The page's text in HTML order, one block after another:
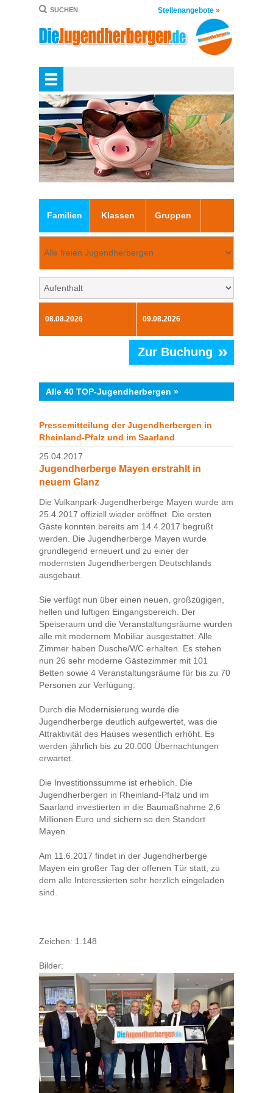
SUCHEN Stellenangebote »
Familien Klassen Gruppen
Zur Buchung »
Alle 40 TOP-Jugendherbergen »
Pressemitteilung der Jugendherbergen in
Rheinland-Pfalz und im Saarland
25.04.2017
Jugendherberge Mayen erstrahlt in
neuem Glanz
Die Vulkanpark-Jugendherberge Mayen wurde am
25.4.2017 offiziell wieder eröffnet. Die ersten
Gäste konnten bereits am 14.4.2017 begrüßt
werden. Die Jugendherberge Mayen wurde
grundlegend erneuert und zu einer der
modernsten Jugendherbergen Deutschlands
ausgebaut.
Sie verfügt nun über einen neuen, großzügigen,
hellen und luftigen Eingangsbereich. Der
Speiseraum und die Veranstaltungsräume wurden
alle mit modernem Mobiliar ausgestattet. Alle
Zimmer haben Dusche/WC erhalten. Es stehen
nun 26 sehr moderne Gästezimmer mit 101
Betten sowie 4 Veranstaltungsräume für bis zu 70
Personen zur Verfügung.
Durch die Modernisierung wurde die
Jugendherberge deutlich aufgewertet, was die
Attraktivität des Hauses wesentlich erhöht. Es
werden jährlich bis zu 20.000 Übernachtungen
erwartet.
Die Investitionssumme ist erheblich. Die
Jugendherbergen in Rheinland-Pfalz und im
Saarland investierten in die Baumaßnahme 2,6
Millionen Euro und sichern so den Standort
Mayen.
Am 11.6.2017 findet in der Jugendherberge
Mayen ein großer Tag der offenen Tür statt, zu
dem alle Interessierten sehr herzlich eingeladen
sind.
Zeichen: 1.148
Bilder: